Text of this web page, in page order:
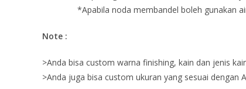
*Apabila noda membandel boleh gunakan
Note :
>Anda bisa custom warna finishing, kain dan jenis
>Anda juga bisa custom ukuran yang sesuai dengan